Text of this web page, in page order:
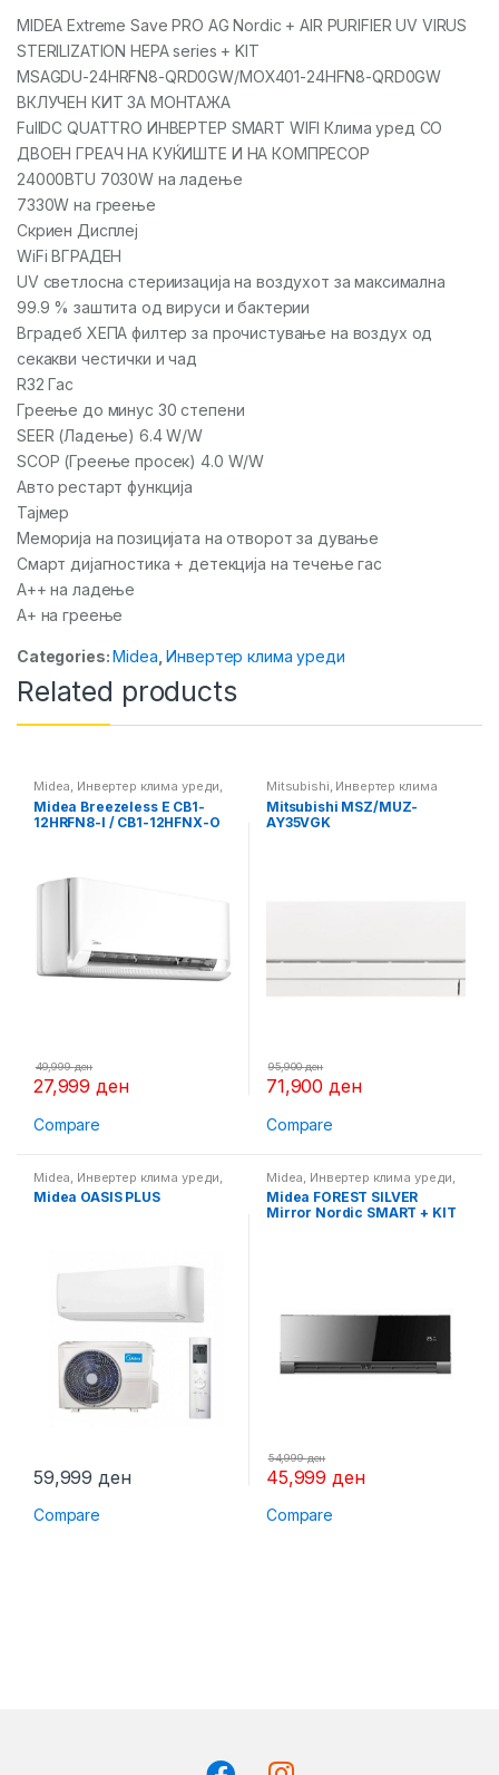
MIDEA Extreme Save PRO AG Nordic + AIR PURIFIER UV VIRUS
STERILIZATION HEPA series + KIT
MSAGDU-24HRFN8-QRD0GW/MOX401-24HFN8-QRD0GW
ВКЛУЧЕН КИТ ЗА МОНТАЖА
FullDC QUATTRO ИНВЕРТЕР SMART WIFI Клима уред СО
ДВОЕН ГРЕАЧ НА КУЌИШТЕ И НА КОМПРЕСОР
24000BTU 7030W на ладење
7330W на греење
Скриен Дисплеј
WiFi ВГРАДЕН
UV светлосна стериизација на воздухот за максимална
99.9 % заштита од вируси и бактерии
Вградеб ХЕПА филтер за прочистување на воздух од
секакви честички и чад
R32 Гас
Греење до минус 30 степени
SEER (Ладење) 6.4 W/W
SCOP (Греење просек) 4.0 W/W
Авто рестарт функција
Тајмер
Меморија на позицијата на отворот за дување
Смарт дијагностика + детекција на течење гас
A++ на ладење
А+ на греење
Categories:Midea ,Инвертер клима уреди
Related products
Midea, Инвертер клима уреди,
Клима уреди
Midea Breezeless E CB1-
12HRFN8-I / CB1-12HFNX-O
27,999ден
49,999ден
Compare
Mitsubishi, Инвертер клима
уреди , Клима уреди
Mitsubishi MSZ/MUZ-
AY35VGK
71,900ден
95,900ден
Compare
Midea Инвертер клима уреди
Клима уреди
Midea OASIS PLUS
59,999 ден
Compare
Midea Инвертер клима уреди
Клима уреди
Midea FOREST SILVER
Mirror Nordic SMART + KIT
45,999 ден
54,999ден
Compare